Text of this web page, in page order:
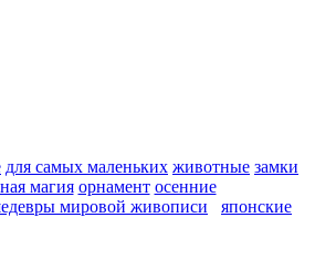
для самых маленьких животные замки
магия орнамент осенние
мировой живописи
японские